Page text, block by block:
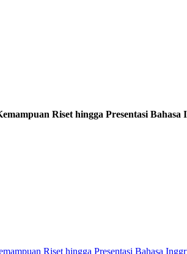
Riset hingga Presentasi Bahasa